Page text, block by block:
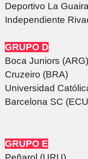
Deportivo La
Independiente
GRUPO D
Boca Juniors (ARG)
Cruzeiro (BRA)
Universidad
Barcelona SC
GRUPO E